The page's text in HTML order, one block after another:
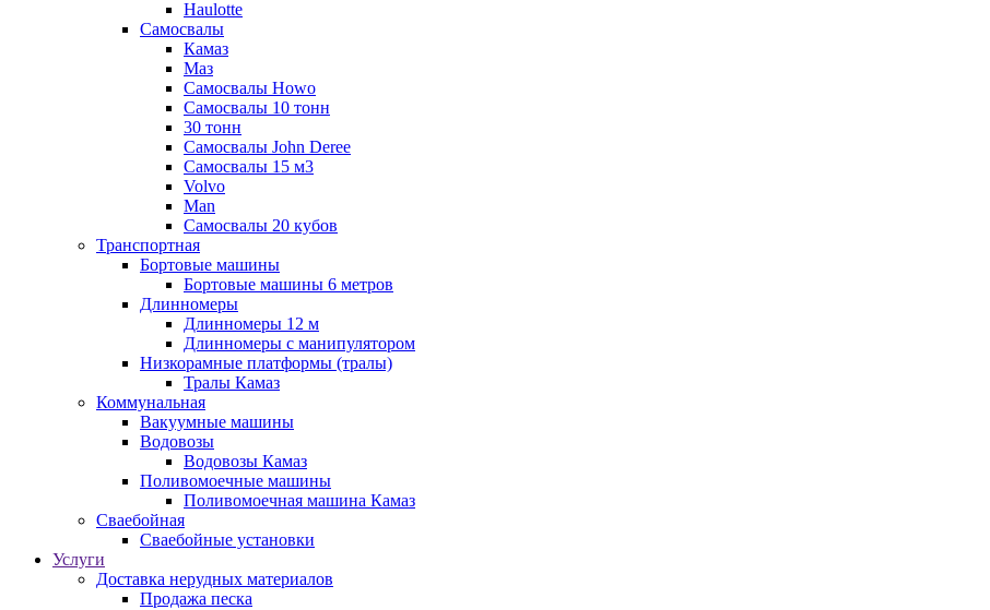
Haulotte
Самосвалы
Камаз
Маз
Самосвалы Howo
Самосвалы 10 тонн
30 тонн
Самосвалы John Deree
Самосвалы 15 м3
Volvo
Man
Самосвалы 20 кубов
Транспортная
Бортовые машины
Бортовые машины 6 метров
Длинномеры
Длинномеры 12 м
Длинномеры с манипулятором
Низкорамные платформы (тралы)
Тралы Камаз
Коммунальная
Вакуумные машины
Водовозы
Водовозы Камаз
Поливомоечные машины
Поливомоечная машина Камаз
Сваебойная
Сваебойные установки
Услуги
Доставка нерудных материалов
Продажа песка